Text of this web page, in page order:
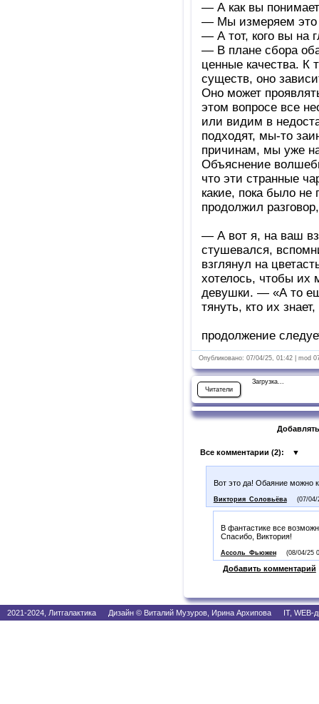
— А как вы
— Мы измеряем это
— А тот, кого вы на
— В плане сбора
ценные качества. К
существ, оно
Оно может
этом вопросе все
или видим в
подходят, мы-то
причинам, мы уже
Объяснение
что эти странные
какие, пока было не
продолжил
— А вот я, на ваш
стушевался,
взглянул на
хотелось, чтобы их
девушки. — «А то
тянуть, кто их
продолжение
Опубликовано: 07/04/25, 01:42 | mod
Читатели
Загрузка...
Все комментарии (2): ▼
Вот это да! Обаяние можно
Виктория_Соловьёва (07/04/
В фантастике все
Спасибо, Виктория!
Ассоль_Фьюжен (08/04/25
Добавить комментарий
2021-2024, Литгалактика Дизайн © Виталий Музуров, Ирина Архипова IT, WEB-